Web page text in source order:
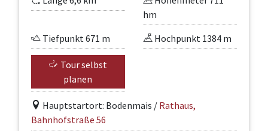
hm
Tiefpunkt 671 m
Hochpunkt 1384 m
Tour selbst
planen
Hauptstartort: Bodenmais / Rathaus,
Bahnhofstraße 56